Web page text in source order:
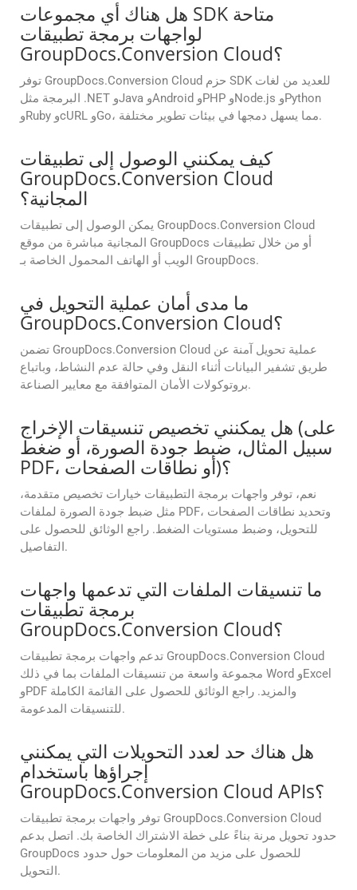
هل هناك أي مجموعات SDK متاحة
لواجهات برمجة تطبيقات
GroupDocs.Conversion Cloud؟
توفر GroupDocs.Conversion Cloud حزم SDK للعديد من لغات
البرمجة مثل .NET وJava وAndroid وPHP وNode.js وPython
وRuby وcURL وGo، مما يسهل دمجها في بيئات تطوير مختلفة.
كيف يمكنني الوصول إلى تطبيقات
GroupDocs.Conversion Cloud
المجانية؟
يمكن الوصول إلى تطبيقات GroupDocs.Conversion Cloud
المجانية مباشرة من موقع GroupDocs أو من خلال تطبيقات
الويب أو الهاتف المحمول الخاصة بـ GroupDocs.
ما مدى أمان عملية التحويل في
GroupDocs.Conversion Cloud؟
تضمن GroupDocs.Conversion Cloud عملية تحويل آمنة عن
طريق تشفير البيانات أثناء النقل وفي حالة عدم النشاط، وباتباع
بروتوكولات الأمان المتوافقة مع معايير الصناعة.
هل يمكنني تخصيص تنسيقات الإخراج (على
سبيل المثال، ضبط جودة الصورة، أو ضغط
PDF، أو نطاقات الصفحات)؟
نعم، توفر واجهات برمجة التطبيقات خيارات تخصيص متقدمة،
مثل ضبط جودة الصورة لملفات PDF، وتحديد نطاقات الصفحات
للتحويل، وضبط مستويات الضغط. راجع الوثائق للحصول على
التفاصيل.
ما تنسيقات الملفات التي تدعمها واجهات
برمجة تطبيقات
GroupDocs.Conversion Cloud؟
تدعم واجهات برمجة تطبيقات GroupDocs.Conversion Cloud
مجموعة واسعة من تنسيقات الملفات بما في ذلك Word وExcel
وPDF والمزيد. راجع الوثائق للحصول على القائمة الكاملة
للتنسيقات المدعومة.
هل هناك حد لعدد التحويلات التي يمكنني
إجراؤها باستخدام
GroupDocs.Conversion Cloud APIs؟
توفر واجهات برمجة تطبيقات GroupDocs.Conversion Cloud
حدود تحويل مرنة بناءً على خطة الاشتراك الخاصة بك. اتصل بدعم
GroupDocs للحصول على مزيد من المعلومات حول حدود
التحويل.